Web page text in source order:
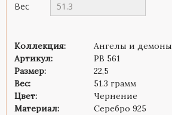
Вес 51.3
Коллекция:
Ангелы и демоны
Артикул:
PB 561
Размер:
22,5
Вес:
51.3 грамм
Цвет:
Чернение
Материал:
Серебро 925